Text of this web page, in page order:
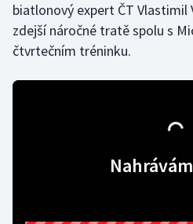
Lyže a snowboard
Moderní pětiboj
biatlonový expert ČT Vlastimil
zdejší náročné tratě spolu s
čtvrtečním tréninku.